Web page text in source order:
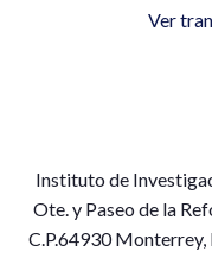
Ver
Instituto de
Ote. y Paseo de la
C.P.64930